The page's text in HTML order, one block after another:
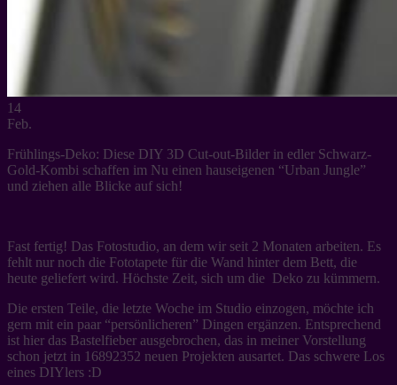
14
Feb.
Frühlings-Deko: Diese DIY 3D Cut-out-Bilder in edler Schwarz-
Gold-Kombi schaffen im Nu einen hauseigenen “Urban Jungle”
und ziehen alle Blicke auf sich!
Fast fertig! Das Fotostudio, an dem wir seit 2 Monaten arbeiten. Es
fehlt nur noch die Fototapete für die Wand hinter dem Bett, die
heute geliefert wird. Höchste Zeit, sich um die Deko zu kümmern.
Die ersten Teile, die letzte Woche im Studio einzogen, möchte ich
gern mit ein paar “persönlicheren” Dingen ergänzen. Entsprechend
ist hier das Bastelfieber ausgebrochen, das in meiner Vorstellung
schon jetzt in 16892352 neuen Projekten ausartet. Das schwere Los
eines DIYlers :D